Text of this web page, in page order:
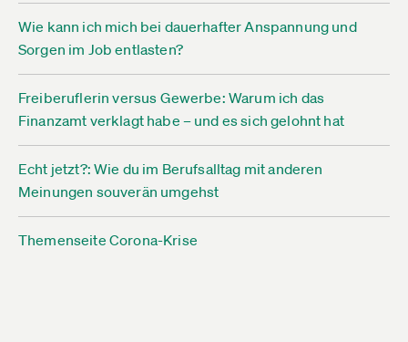
Wie kann ich mich bei dauerhafter Anspannung und
Sorgen im Job entlasten?
Freiberuflerin versus Gewerbe: Warum ich das
Finanzamt verklagt habe – und es sich gelohnt hat
Echt jetzt?: Wie du im Berufsalltag mit anderen
Meinungen souverän umgehst
Themenseite Corona-Krise